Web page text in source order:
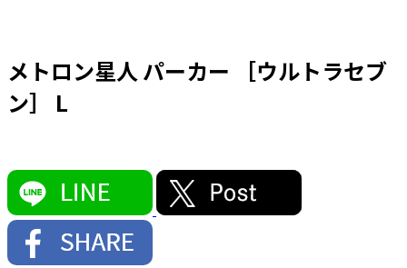
メトロン星人 パーカー ［ウルトラセブ
ン］ L